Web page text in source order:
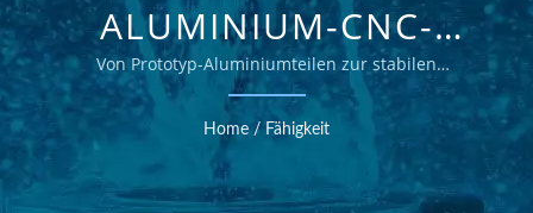
ALUMINIUM-CNC-
FÜR INDUSTRIELLE
PROJEKTE
Von Prototyp-Aluminiumteilen zur stabilen
Serienproduktion
Home / Fähigkeit